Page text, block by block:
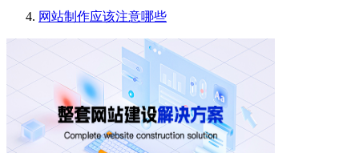
网站制作应该注意哪些